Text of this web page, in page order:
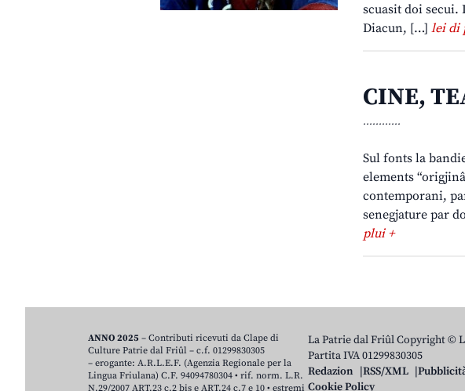
scuasit doi
Diacun, […] lei di
CINE,
............
Sul fonts la
elements
contemporani,
senegjature par
plui +
La Patrie dal Friûl Copyright ©
Partita IVA 01299830305
Redazion
RSS/XML
Cookie Policy
ANNO 2025 – Contributi ricevuti da Clape di
Culture Patrie dal Friûl – c.f. 01299830305
– erogante: A.R.L.E.F. (Agenzia Regionale per la
Lingua Friulana) C.F. 94094780304 • rif. norm. L.R.
N.29/2007 ART.23 c.2 bis e ART.24 c.7 e 10 • estremi